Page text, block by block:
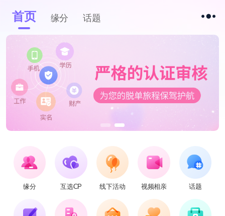
首页 缘分 话题
缘分 互选CP 线下活动 视频相亲 话题